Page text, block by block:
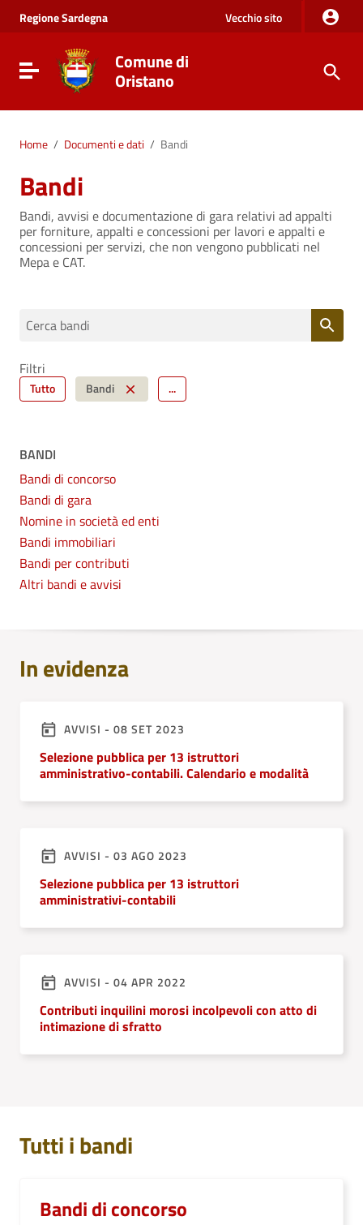
Vai alla navigazione del sito
Vai al Footer
RegioneSardegna Vecchio sito
Visualizza/nascondi menu di navigazione
Comune di
Oristano
Home / Documenti e dati / Bandi
Bandi
Bandi, avvisi e documentazione di gara relativi ad appalti
per forniture, appalti e concessioni per lavori e appalti e
concessioni per servizi, che non vengono pubblicati nel
Mepa e CAT.
Cerca bandi
Filtri
Tutto Bandi ...
BANDI
Bandi di concorso
Bandi di gara
Nomine in società ed enti
Bandi immobiliari
Bandi per contributi
Altri bandi e avvisi
In evidenza
AVVISI - 08 SET 2023
Selezione pubblica per 13 istruttori
amministrativo-contabili. Calendario e modalità
AVVISI - 03 AGO 2023
Selezione pubblica per 13 istruttori
amministrativi-contabili
AVVISI - 04 APR 2022
Contributi inquilini morosi incolpevoli con atto di
intimazione di sfratto
Tutti i bandi
Bandi di concorso